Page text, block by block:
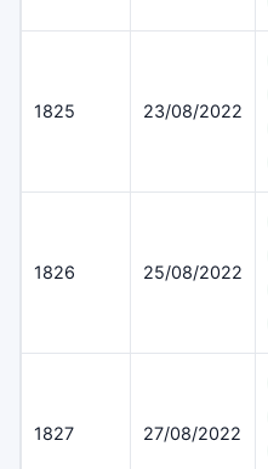
1825 23/08/2022
1826 25/08/2022
1827 27/08/2022